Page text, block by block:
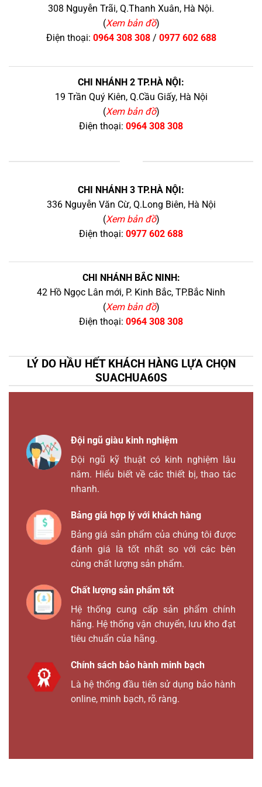
308 Nguyễn Trãi, Q.Thanh Xuân, Hà Nội.
(Xem bản đồ)
Điện thoại: 0964 308 308/ 0977 602 688
CHI NHÁNH 2 TP.HÀ NỘI:
19 Trần Quý Kiên, Q.Cầu Giấy, Hà Nội
(Xem bản đồ)
Điện thoại: 0964 308 308
CHI NHÁNH 3 TP.HÀ NỘI:
336 Nguyễn Văn Cừ, Q.Long Biên, Hà Nội
(Xem bản đồ)
Điện thoại: 0977 602 688
CHI NHÁNH BẮC NINH:
42 Hồ Ngọc Lân mới, P. Kinh Bắc, TP.Bắc Ninh
(Xem bản đồ)
Điện thoại: 0964 308 308
LÝ DO HẦU HẾT KHÁCH HÀNG LỰA CHỌN
SUACHUA60S
Đội ngũ giàu kinh nghiệm
Đội ngũ kỹ thuật có kinh nghiệm lâu
năm. Hiểu biết về các thiết bị, thao tác
nhanh.
Bảng giá hợp lý với khách hàng
Bảng giá sản phẩm của chúng tôi được
đánh giá là tốt nhất so với các bên
cùng chất lượng sản phẩm.
Chất lượng sản phẩm tốt
Hệ thống cung cấp sản phẩm chính
hãng. Hệ thống vận chuyển, lưu kho đạt
tiêu chuẩn của hãng.
Chính sách bảo hành minh bạch
Là hệ thống đầu tiên sử dụng bảo hành
online, minh bạch, rõ ràng.